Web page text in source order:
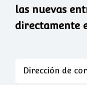
las nuevas
directamente
Dirección